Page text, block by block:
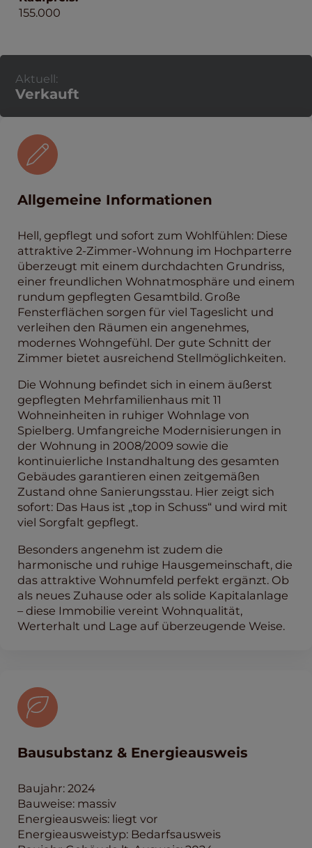
155.000
Aktuell:
Verkauft
Allgemeine Informationen
Hell, gepflegt und sofort zum Wohlfühlen: Diese
attraktive 2-Zimmer-Wohnung im Hochparterre
überzeugt mit einem durchdachten Grundriss,
einer freundlichen Wohnatmosphäre und einem
rundum gepflegten Gesamtbild. Große
Fensterflächen sorgen für viel Tageslicht und
verleihen den Räumen ein angenehmes,
modernes Wohngefühl. Der gute Schnitt der
Zimmer bietet ausreichend Stellmöglichkeiten.
Die Wohnung befindet sich in einem äußerst
gepflegten Mehrfamilienhaus mit 11
Wohneinheiten in ruhiger Wohnlage von
Spielberg. Umfangreiche Modernisierungen in
der Wohnung in 2008/2009 sowie die
kontinuierliche Instandhaltung des gesamten
Gebäudes garantieren einen zeitgemäßen
Zustand ohne Sanierungsstau. Hier zeigt sich
sofort: Das Haus ist „top in Schuss“ und wird mit
viel Sorgfalt gepflegt.
Besonders angenehm ist zudem die
harmonische und ruhige Hausgemeinschaft, die
das attraktive Wohnumfeld perfekt ergänzt. Ob
als neues Zuhause oder als solide Kapitalanlage
– diese Immobilie vereint Wohnqualität,
Werterhalt und Lage auf überzeugende Weise.
Bausubstanz & Energieausweis
Baujahr: 2024
Bauweise: massiv
Energieausweis: liegt vor
Energieausweistyp: Bedarfsausweis